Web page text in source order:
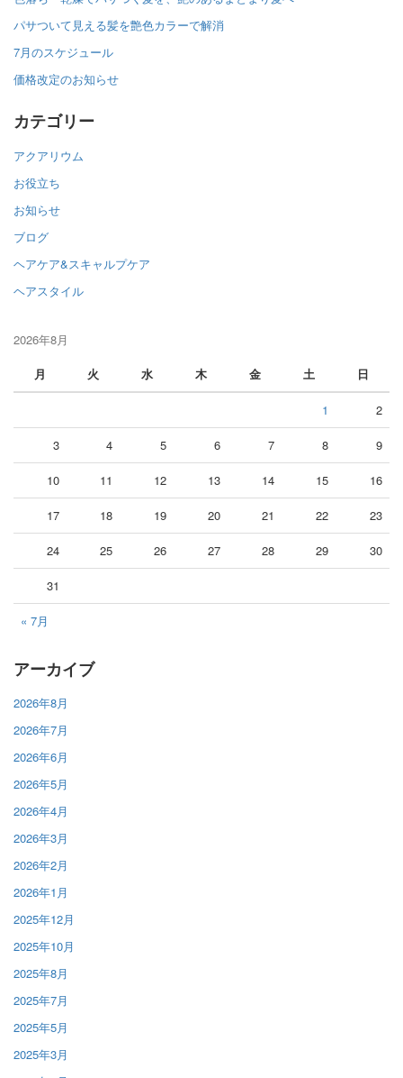
パサついて見える髪を艶色カラーで解消
7月のスケジュール
価格改定のお知らせ
カテゴリー
アクアリウム
お役立ち
お知らせ
ブログ
ヘアケア&スキャルプケア
ヘアスタイル
2026年8月
月
火 水 木 金 土 日
« 7月
1 2
3 4 5 6 7 8 9
10 11 12 13 14 15 16
17 18 19 20 21 22 23
24 25 26 27 28 29 30
31
アーカイブ
2026年8月
2026年7月
2026年6月
2026年5月
2026年4月
2026年3月
2026年2月
2026年1月
2025年12月
2025年10月
2025年8月
2025年7月
2025年5月
2025年3月